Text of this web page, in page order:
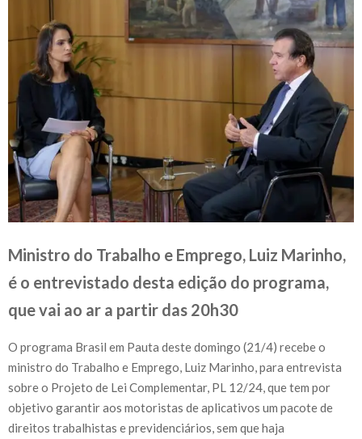
Ministro do Trabalho e Emprego, Luiz Marinho,
é o entrevistado desta edição do programa,
que vai ao ar a partir das 20h30
O programa Brasil em Pauta deste domingo (21/4) recebe o
ministro do Trabalho e Emprego, Luiz Marinho, para entrevista
sobre o Projeto de Lei Complementar, PL 12/24, que tem por
objetivo garantir aos motoristas de aplicativos um pacote de
direitos trabalhistas e previdenciários, sem que haja